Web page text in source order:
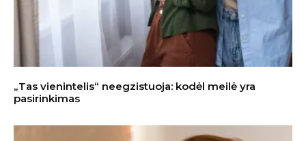
„Tas vienintelis“ neegzistuoja: kodėl meilė yra
pasirinkimas